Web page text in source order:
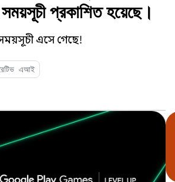
প্রকাশিত হয়েছে।
এসে গেছে!
এআই